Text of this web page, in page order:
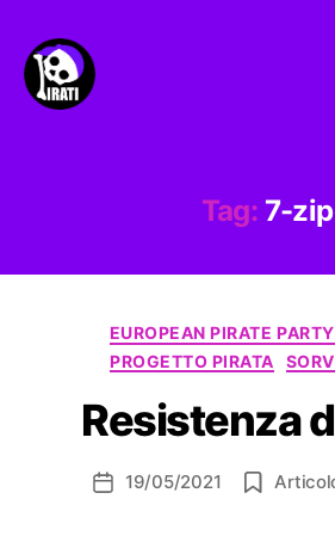
Tag: 7-zip
EUROPEAN PIRATE PARTY
PROGETTO PIRATA
Resistenza
Data19/05/2021